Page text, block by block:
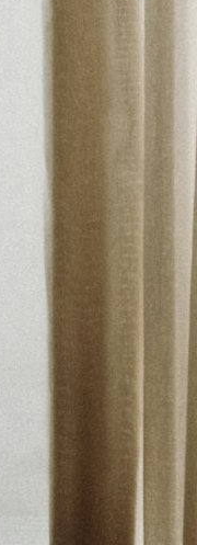
Что
Штатов
раз
нынешнего
Об этом он
С
На